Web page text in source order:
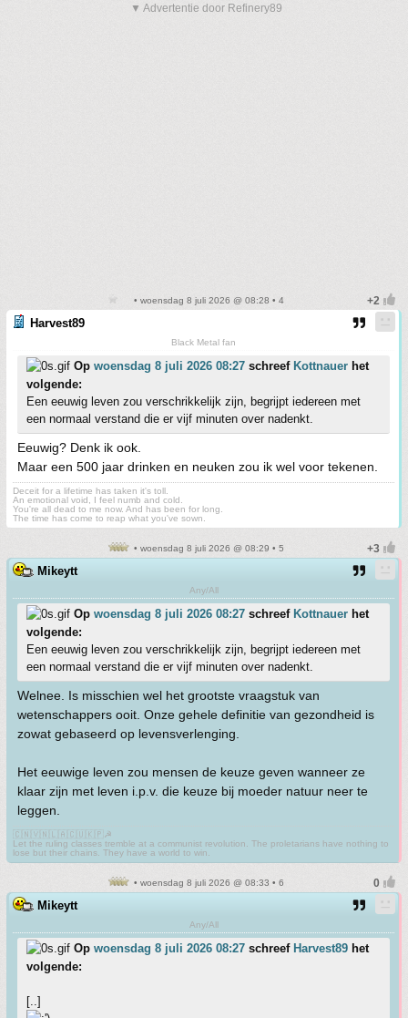
▼ Advertentie door Refinery89
• woensdag 8 juli 2026 @ 08:28 • 4
Harvest89
Black Metal fan
Op woensdag 8 juli 2026 08:27 schreef Kottnauer het
volgende:
Een eeuwig leven zou verschrikkelijk zijn, begrijpt iedereen met
een normaal verstand die er vijf minuten over nadenkt.
Eeuwig? Denk ik ook.
Maar een 500 jaar drinken en neuken zou ik wel voor tekenen.
Deceit for a lifetime has taken it's toll.
An emotional void, I feel numb and cold.
You're all dead to me now. And has been for long.
The time has come to reap what you've sown.
• woensdag 8 juli 2026 @ 08:29 • 5
Mikeytt
Any/All
Op woensdag 8 juli 2026 08:27 schreef Kottnauer het
volgende:
Een eeuwig leven zou verschrikkelijk zijn, begrijpt iedereen met
een normaal verstand die er vijf minuten over nadenkt.
Welnee. Is misschien wel het grootste vraagstuk van
wetenschappers ooit. Onze gehele definitie van gezondheid is
zowat gebaseerd op levensverlenging.
Het eeuwige leven zou mensen de keuze geven wanneer ze
klaar zijn met leven i.p.v. die keuze bij moeder natuur neer te
leggen.
🇨🇳🇻🇳🇱🇦🇨🇺🇰🇵☭
Let the ruling classes tremble at a communist revolution. The proletarians have nothing to
lose but their chains. They have a world to win.
• woensdag 8 juli 2026 @ 08:33 • 6
Mikeytt
Any/All
Op woensdag 8 juli 2026 08:27 schreef Harvest89 het
volgende:
[..]